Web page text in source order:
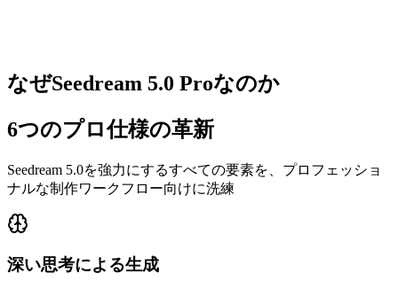
なぜSeedream 5.0 Proなのか
6つのプロ仕様の革新
Seedream 5.0を強力にするすべての要素を、プロフェッショ
ナルな制作ワークフロー向けに洗練
深い思考による生成